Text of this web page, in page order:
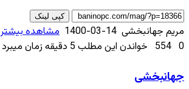
کپی لینک
مریم جهانبخشیارسال
ایمیل
1400-03-14
0
خواندن این مطلب 5 دقیقه زمان میبرد
مشاهده بیشتر
جهانبخشی